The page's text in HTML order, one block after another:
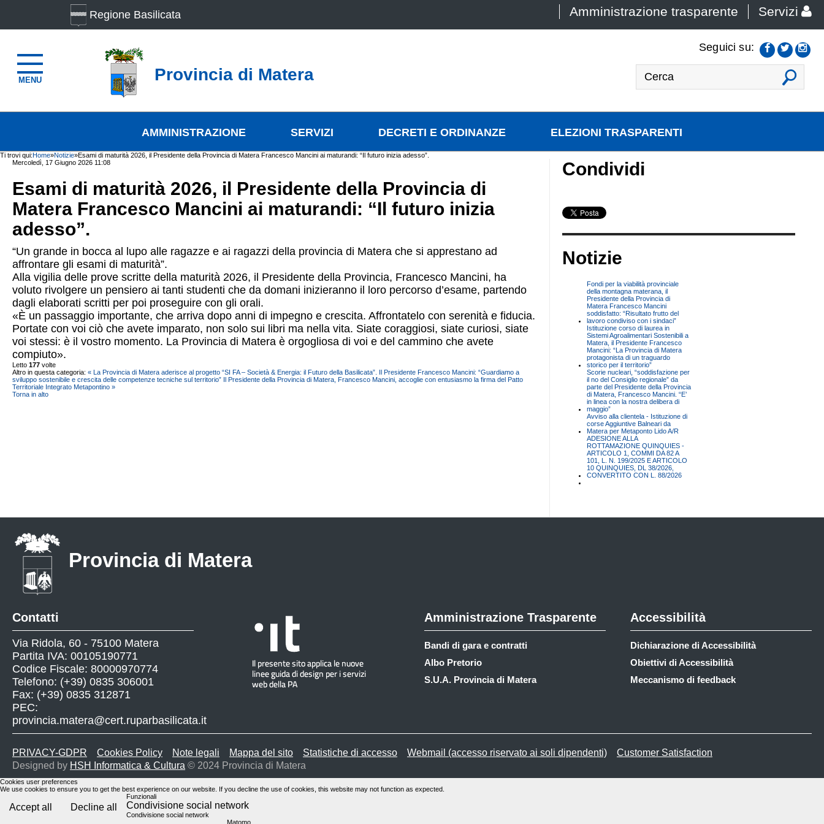
MENU
Regione Basilicata Amministrazione trasparente Servizi
Provincia di Matera VAI
Seguici su:
AMMINISTRAZIONE SERVIZI DECRETI E ORDINANZE ELEZIONI TRASPARENTI
Ti trovi qui:Home»Notizie»Esami di maturità 2026, il Presidente della Provincia di Matera Francesco Mancini ai maturandi: “Il futuro inizia adesso”.
Mercoledì, 17 Giugno 2026 11:08
Esami di maturità 2026, il Presidente della Provincia di
Matera Francesco Mancini ai maturandi: “Il futuro inizia
adesso”.
“Un grande in bocca al lupo alle ragazze e ai ragazzi della provincia di Matera che si apprestano ad
affrontare gli esami di maturità”.
Alla vigilia delle prove scritte della maturità 2026, il Presidente della Provincia, Francesco Mancini, ha
voluto rivolgere un pensiero ai tanti studenti che da domani inizieranno il loro percorso d’esame, partendo
dagli elaborati scritti per poi proseguire con gli orali.
«È un passaggio importante, che arriva dopo anni di impegno e crescita. Affrontatelo con serenità e fiducia.
Portate con voi ciò che avete imparato, non solo sui libri ma nella vita. Siate coraggiosi, siate curiosi, siate
voi stessi: è il vostro momento. La Provincia di Matera è orgogliosa di voi e del cammino che avete
compiuto».
Letto 177 volte
Altro in questa categoria: « La Provincia di Matera aderisce al progetto “SI FA – Società & Energia: il Futuro della Basilicata”. Il Presidente Francesco Mancini: “Guardiamo a
sviluppo sostenibile e crescita delle competenze tecniche sul territorio” Il Presidente della Provincia di Matera, Francesco Mancini, accoglie con entusiasmo la firma del Patto
Territoriale Integrato Metapontino »
Torna in alto
Condividi
Notizie
Fondi per la viabilità provinciale
della montagna materana, il
Presidente della Provincia di
Matera Francesco Mancini
soddisfatto: “Risultato frutto del
lavoro condiviso con i sindaci”
Istituzione corso di laurea in
Sistemi Agroalimentari Sostenibili a
Matera, il Presidente Francesco
Mancini: “La Provincia di Matera
protagonista di un traguardo
storico per il territorio”
Scorie nucleari, “soddisfazione per
il no del Consiglio regionale” da
parte del Presidente della Provincia
di Matera, Francesco Mancini. “E’
in linea con la nostra delibera di
maggio”
Avviso alla clientela - Istituzione di
corse Aggiuntive Balneari da
Matera per Metaponto Lido A/R
ADESIONE ALLA
ROTTAMAZIONE QUINQUIES -
ARTICOLO 1, COMMI DA 82 A
101, L. N. 199/2025 E ARTICOLO
10 QUINQUIES, DL 38/2026,
CONVERTITO CON L. 88/2026
Provincia di Matera
Contatti
Via Ridola, 60 - 75100 Matera
Partita IVA: 00105190771
Codice Fiscale: 80000970774
Telefono: (+39) 0835 306001
Fax: (+39) 0835 312871
PEC:
provincia.matera@cert.ruparbasilicata.it
Amministrazione Trasparente
Bandi di gara e contratti
Albo Pretorio
S.U.A. Provincia di Matera
Accessibilità
Dichiarazione di Accessibilità
Obiettivi di Accessibilità
Meccanismo di feedback
PRIVACY-GDPR Cookies Policy Note legali Mappa del sito Statistiche di accesso Webmail (accesso riservato ai soli dipendenti)
Customer Satisfaction
Designed by HSH Informatica & Cultura © 2024 Provincia di Matera
Cookies user preferences
We use cookies to ensure you to get the best experience on our website. If you decline the use of cookies, this website may not function as expected.
Accept all Decline all
Funzionali
Condivisione social network
Condivisione social network
Matomo